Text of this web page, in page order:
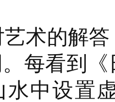
艺术的解
每看到
水中设置